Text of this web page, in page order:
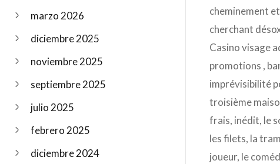
marzo 2026
diciembre 2025
noviembre 2025
septiembre 2025
julio 2025
febrero 2025
diciembre 2024
cheminement
cherchant
Casino visage
promotions ,
imprévisibilité
troisième
frais, inédit, le
les filets, la
joueur, le